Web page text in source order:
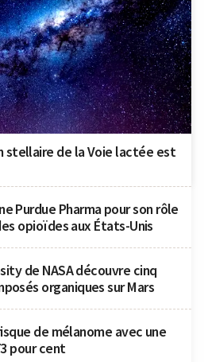
stellaire de la Voie lactée est
Purdue Pharma pour son rôle
opioïdes aux États-Unis
de NASA découvre cinq
organiques sur Mars
de mélanome avec une
pour cent